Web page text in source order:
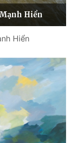
Hội chùa Hào (Thanh Hà) - Nguyễn Mạnh Hiển
Hội chùa Hào (Thanh Hà) - Nguyễn Mạnh Hiển